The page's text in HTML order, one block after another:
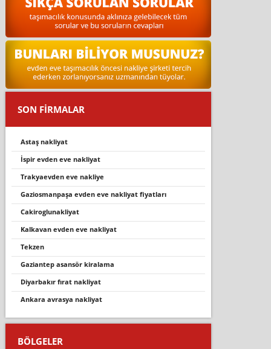
SON FİRMALAR
astaş nakliyat
ispir evden eve nakliyat
trakyaevden eve nakliye
gaziosmanpaşa evden eve nakliyat fiyatları
caki̇roglunakli̇yat
kalkavan evden eve nakliyat
tekzen
gaziantep asansör kiralama
diyarbakır fırat nakliyat
ankara avrasya nakliyat
BÖLGELER